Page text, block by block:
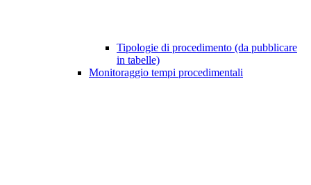
Tipologie di procedimento (da pubblicare
in tabelle)
Monitoraggio tempi procedimentali